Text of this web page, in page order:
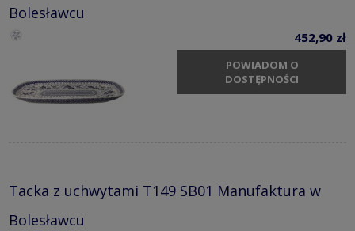
Bolesławcu
452,90 zł
POWIADOM O
DOSTĘPNOŚCI
Tacka z uchwytami T149 SB01 Manufaktura w
Bolesławcu